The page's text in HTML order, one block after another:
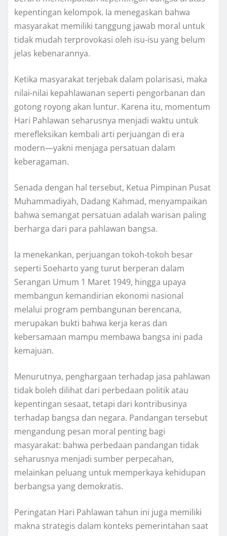
kepentingan kelompok. Ia menegaskan bahwa
masyarakat memiliki tanggung jawab moral untuk
tidak mudah terprovokasi oleh isu-isu yang belum
jelas kebenarannya.
Ketika masyarakat terjebak dalam polarisasi, maka
nilai-nilai kepahlawanan seperti pengorbanan dan
gotong royong akan luntur. Karena itu, momentum
Hari Pahlawan seharusnya menjadi waktu untuk
merefleksikan kembali arti perjuangan di era
modern—yakni menjaga persatuan dalam
keberagaman.
Senada dengan hal tersebut, Ketua Pimpinan Pusat
Muhammadiyah, Dadang Kahmad, menyampaikan
bahwa semangat persatuan adalah warisan paling
berharga dari para pahlawan bangsa.
Ia menekankan, perjuangan tokoh-tokoh besar
seperti Soeharto yang turut berperan dalam
Serangan Umum 1 Maret 1949, hingga upaya
membangun kemandirian ekonomi nasional
melalui program pembangunan berencana,
merupakan bukti bahwa kerja keras dan
kebersamaan mampu membawa bangsa ini pada
kemajuan.
Menurutnya, penghargaan terhadap jasa pahlawan
tidak boleh dilihat dari perbedaan politik atau
kepentingan sesaat, tetapi dari kontribusinya
terhadap bangsa dan negara. Pandangan tersebut
mengandung pesan moral penting bagi
masyarakat: bahwa perbedaan pandangan tidak
seharusnya menjadi sumber perpecahan,
melainkan peluang untuk memperkaya kehidupan
berbangsa yang demokratis.
Peringatan Hari Pahlawan tahun ini juga memiliki
makna strategis dalam konteks pemerintahan saat